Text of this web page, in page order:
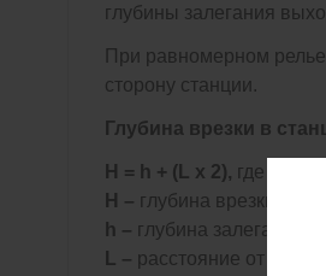
глубины залегания
При равномерном
сторону станции.
Глубина врезки в
H = h + (L x 2), где
H – глубина врезки
h – глубина залегания
L – расстояние от дома